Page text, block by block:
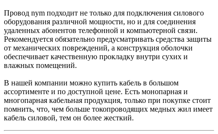
Провод nym подходит не только для подключения силового
оборудования различной мощности, но и для соединения
удаленных абонентов телефонной и компьютерной связи.
Рекомендуется обязательно предусматривать средства защиты
от механических повреждений, а конструкция оболочки
обеспечивает качественную прокладку внутри сухих и
влажных помещений.
В нашей компании можно купить кабель в большом
ассортименте и по доступной цене. Есть монопарная и
многопарная кабельная продукция, только при покупке стоит
помнить, что, чем больше токопроводящих медных жил имеет
кабель силовой, тем он более жесткий.